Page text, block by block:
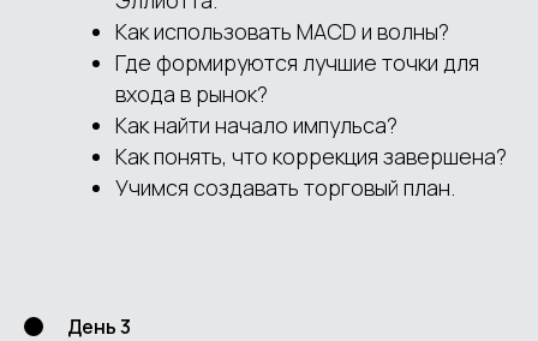
Как использовать MACD и волны?
Где формируются лучшие точки для
входа в рынок?
Как найти начало импульса?
Как понять, что коррекция завершена?
Учимся создавать торговый план.
День 3